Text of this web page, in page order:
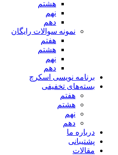
هشتم
نهم
دهم
نمونه سوالات رایگان
هفتم
هشتم
نهم
دهم
برنامه نویسی اسکرچ
بسته‌های تخفیفی
هفتم
هشتم
نهم
دهم
درباره ما
پشتیبانی
مقالات